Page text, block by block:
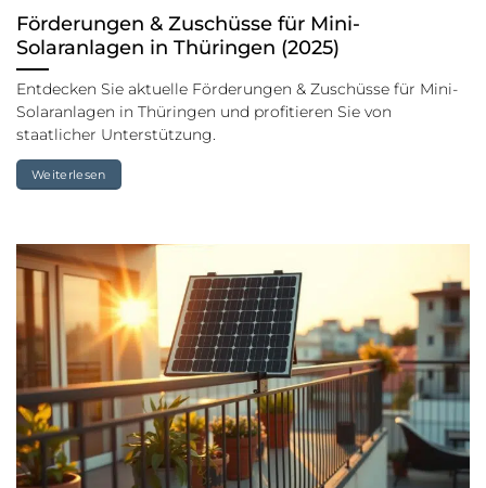
Förderungen & Zuschüsse für Mini-
Solaranlagen in Thüringen (2025)
Entdecken Sie aktuelle Förderungen & Zuschüsse für Mini-
Solaranlagen in Thüringen und profitieren Sie von
staatlicher Unterstützung.
Weiterlesen